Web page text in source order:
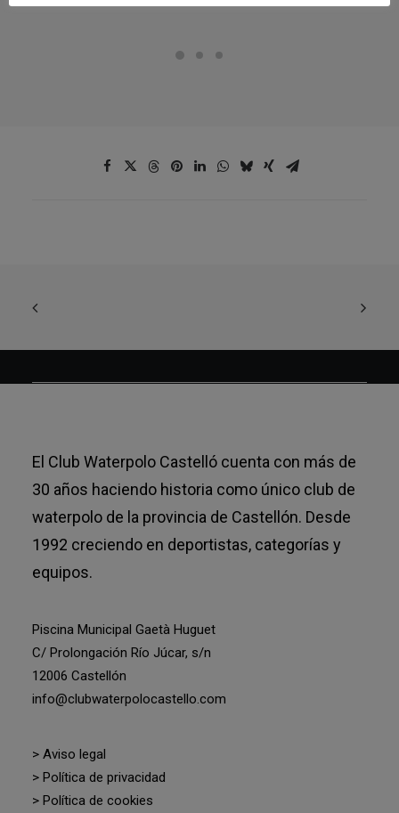
El Club Waterpolo Castelló cuenta con más de
30 años haciendo historia como único club de
waterpolo de la provincia de Castellón. Desde
1992 creciendo en deportistas, categorías y
equipos.
Piscina Municipal Gaetà Huguet
C/ Prolongación Río Júcar, s/n
12006 Castellón
info@clubwaterpolocastello.com
> Aviso legal
> Política de privacidad
> Política de cookies